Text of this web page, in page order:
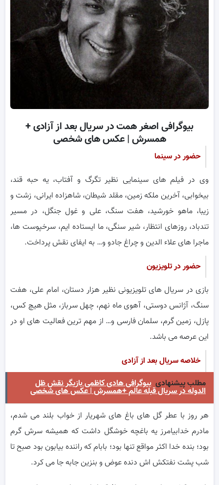
بیوگرافی اصغر همت در سریال بعد از آزادی +
همسرش | عکس های شخصی
حضور در سینما
وی در فیلم های سینمایی نظیر تگرگ و آفتاب، یه حبه قند،
بیخوابی، آخرین ملکه زمین، مقلد شیطان، شاهزاده ایرانی، زشت و
زیبا، ماهو خورشید، هفت سنگ، علی و غول جنگل، در مسیر
تندباد، روزهای انتظار، شیر سنگی، ما ایستاده ایم، سرخپوست ها،
ماجرا های علاء الدین و چراغ جادو و… به ایفای نقش پرداخت.
حضور در تلویزیون
بازی در سریال های تلویزیونی نظیر هزار دستان، امام علی، هفت
سنگ، آژانس دوستی، آهوی ماه نهم، چهل سرباز، مثل هیچ کس،
پازل، زمین گرم، سلمان فارسی و… از مهم ترین فعالیت های او در
این عرصه می باشد.
خلاصهسریال بعد از آزادی
مطلب پیشنهادی بیوگرافی هادی کاظمی بازیگر نقش ظل
الدوله در سریال قبله عالم +همسرش | عکس های شخصی
هر روز با عطر گل های باغ های شهریار از خواب بلند می شدم،
مادرم خدابیامرز یه باغچه خوشگل داشت که همیشه سرش گرم
بود؛ بنده خدا اکثر مواقع تنها بود؛ بابام که راننده بیابون بود صبح تا
شب پشت نفتکش اش دنده عوض و بنزین جابه جا می کرد.